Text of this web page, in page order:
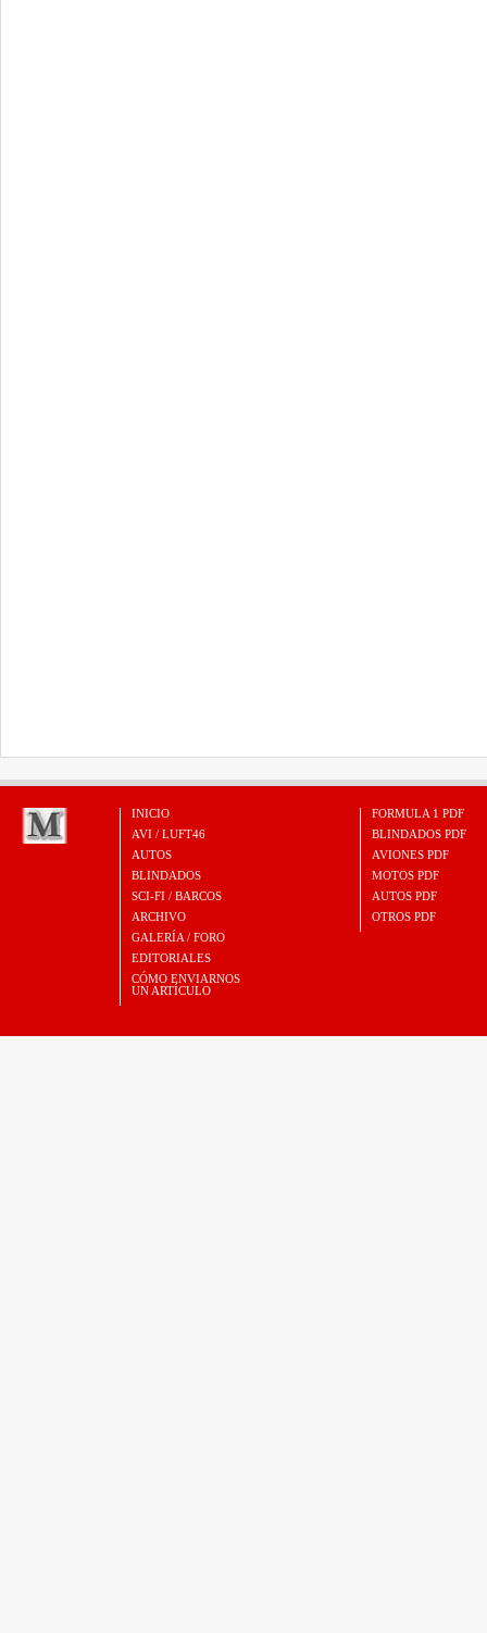
INICIO
AVI / LUFT46
AUTOS
BLINDADOS
SCI-FI / BARCOS
ARCHIVO
GALERÍA / FORO
EDITORIALES
CÓMO ENVIARNOS
UN ARTÍCULO
FORMULA 1 PDF
BLINDADOS PDF
AVIONES PDF
MOTOS PDF
AUTOS PDF
OTROS PDF